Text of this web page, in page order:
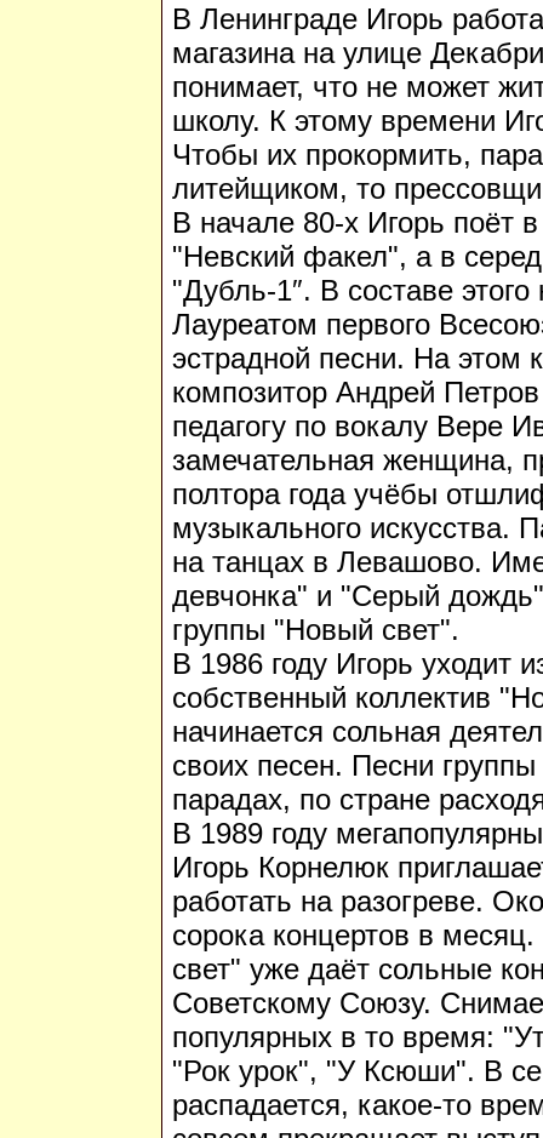
В Ленинграде Игорь
магазина на улице
понимает, что не может
школу. К этому времени
Чтобы их прокормить,
литейщиком, то
В начале 80-х Игорь поёт
"Невский факел", а в
"Дубль-1″. В составе
Лауреатом первого
эстрадной песни. На этом
композитор Андрей
педагогу по вокалу Вере
замечательная женщина,
полтора года учёбы
музыкального искусства.
на танцах в Левашово.
девчонка" и "Серый
группы "Новый свет".
В 1986 году Игорь уходит
собственный коллектив
начинается сольная
своих песен. Песни
парадах, по стране
В 1989 году
Игорь Корнелюк
работать на разогреве.
сорока концертов в
свет" уже даёт сольные
Советскому Союзу.
популярных в то время:
"Рок урок", "У Ксюши". В
распадается, какое-то